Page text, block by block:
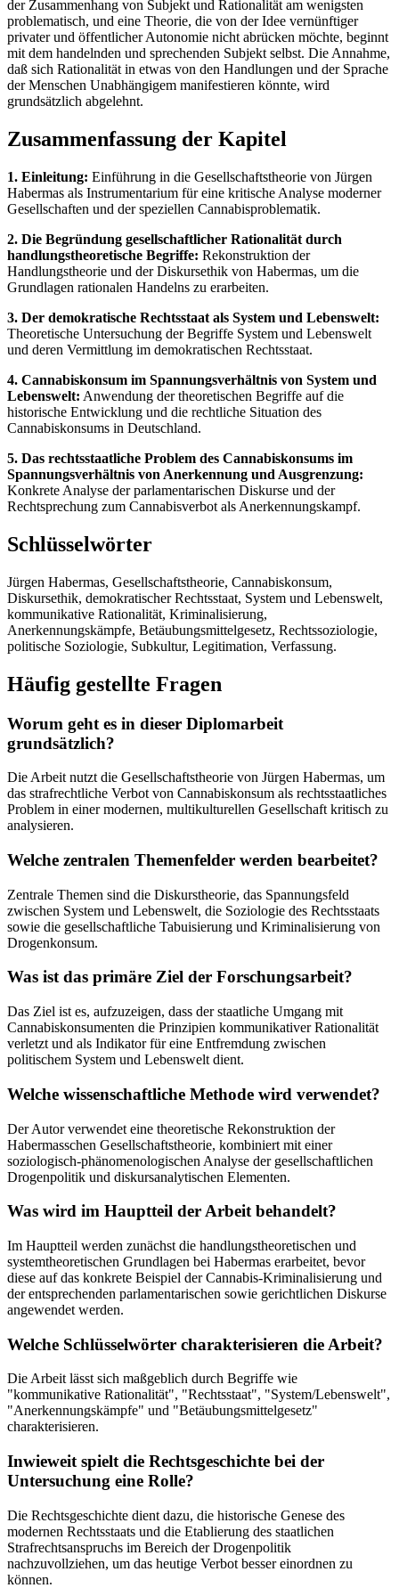
der Zusammenhang von Subjekt und Rationalität am wenigsten
problematisch, und eine Theorie, die von der Idee vernünftiger
privater und öffentlicher Autonomie nicht abrücken möchte, beginnt
mit dem handelnden und sprechenden Subjekt selbst. Die Annahme,
daß sich Rationalität in etwas von den Handlungen und der Sprache
der Menschen Unabhängigem manifestieren könnte, wird
grundsätzlich abgelehnt.
Zusammenfassung der Kapitel
1. Einleitung: Einführung in die Gesellschaftstheorie von Jürgen
Habermas als Instrumentarium für eine kritische Analyse moderner
Gesellschaften und der speziellen Cannabisproblematik.
2. Die Begründung gesellschaftlicher Rationalität durch
handlungstheoretische Begriffe: Rekonstruktion der
Handlungstheorie und der Diskursethik von Habermas, um die
Grundlagen rationalen Handelns zu erarbeiten.
3. Der demokratische Rechtsstaat als System und Lebenswelt:
Theoretische Untersuchung der Begriffe System und Lebenswelt
und deren Vermittlung im demokratischen Rechtsstaat.
4. Cannabiskonsum im Spannungsverhältnis von System und
Lebenswelt: Anwendung der theoretischen Begriffe auf die
historische Entwicklung und die rechtliche Situation des
Cannabiskonsums in Deutschland.
5. Das rechtsstaatliche Problem des Cannabiskonsums im
Spannungsverhältnis von Anerkennung und Ausgrenzung:
Konkrete Analyse der parlamentarischen Diskurse und der
Rechtsprechung zum Cannabisverbot als Anerkennungskampf.
Schlüsselwörter
Jürgen Habermas, Gesellschaftstheorie, Cannabiskonsum,
Diskursethik, demokratischer Rechtsstaat, System und Lebenswelt,
kommunikative Rationalität, Kriminalisierung,
Anerkennungskämpfe, Betäubungsmittelgesetz, Rechtssoziologie,
politische Soziologie, Subkultur, Legitimation, Verfassung.
Häufig gestellte Fragen
Worum geht es in dieser Diplomarbeit
grundsätzlich?
Die Arbeit nutzt die Gesellschaftstheorie von Jürgen Habermas, um
das strafrechtliche Verbot von Cannabiskonsum als rechtsstaatliches
Problem in einer modernen, multikulturellen Gesellschaft kritisch zu
analysieren.
Welche zentralen Themenfelder werden bearbeitet?
Zentrale Themen sind die Diskurstheorie, das Spannungsfeld
zwischen System und Lebenswelt, die Soziologie des Rechtsstaats
sowie die gesellschaftliche Tabuisierung und Kriminalisierung von
Drogenkonsum.
Was ist das primäre Ziel der Forschungsarbeit?
Das Ziel ist es, aufzuzeigen, dass der staatliche Umgang mit
Cannabiskonsumenten die Prinzipien kommunikativer Rationalität
verletzt und als Indikator für eine Entfremdung zwischen
politischem System und Lebenswelt dient.
Welche wissenschaftliche Methode wird verwendet?
Der Autor verwendet eine theoretische Rekonstruktion der
Habermasschen Gesellschaftstheorie, kombiniert mit einer
soziologisch-phänomenologischen Analyse der gesellschaftlichen
Drogenpolitik und diskursanalytischen Elementen.
Was wird im Hauptteil der Arbeit behandelt?
Im Hauptteil werden zunächst die handlungstheoretischen und
systemtheoretischen Grundlagen bei Habermas erarbeitet, bevor
diese auf das konkrete Beispiel der Cannabis-Kriminalisierung und
der entsprechenden parlamentarischen sowie gerichtlichen Diskurse
angewendet werden.
Welche Schlüsselwörter charakterisieren die Arbeit?
Die Arbeit lässt sich maßgeblich durch Begriffe wie
"kommunikative Rationalität", "Rechtsstaat", "System/Lebenswelt",
"Anerkennungskämpfe" und "Betäubungsmittelgesetz"
charakterisieren.
Inwieweit spielt die Rechtsgeschichte bei der
Untersuchung eine Rolle?
Die Rechtsgeschichte dient dazu, die historische Genese des
modernen Rechtsstaats und die Etablierung des staatlichen
Strafrechtsanspruchs im Bereich der Drogenpolitik
nachzuvollziehen, um das heutige Verbot besser einordnen zu
können.